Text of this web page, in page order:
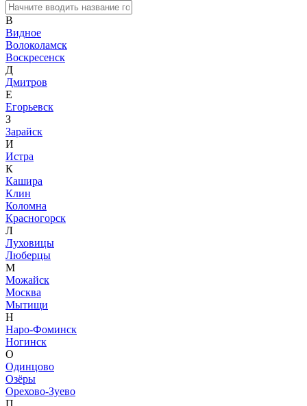
В
Видное
Волоколамск
Воскресенск
Д
Дмитров
Е
Егорьевск
З
Зарайск
И
Истра
К
Кашира
Клин
Коломна
Красногорск
Л
Луховицы
Люберцы
М
Можайск
Москва
Мытищи
Н
Наро-Фоминск
Ногинск
О
Одинцово
Озёры
Орехово-Зуево
П